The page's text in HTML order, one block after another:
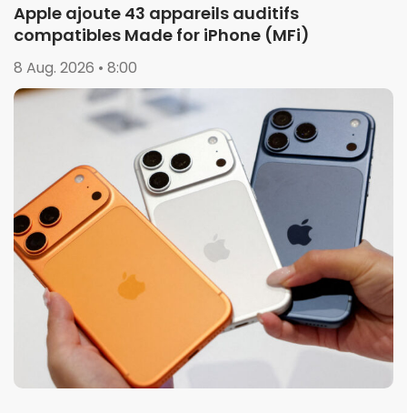
Apple ajoute 43 appareils auditifs
compatibles Made for iPhone (MFi)
8 Aug. 2026 • 8:00